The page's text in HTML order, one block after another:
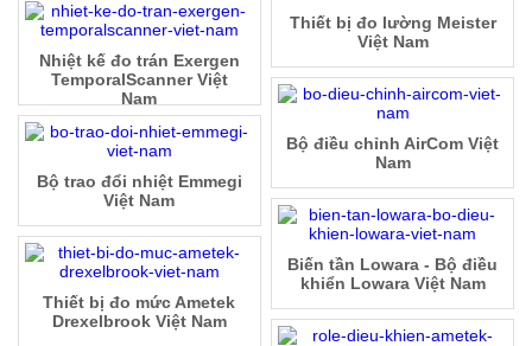
Thiết bị đo lường Meister
Việt Nam
Nhiệt kế đo trán Exergen
TemporalScanner Việt
Nam
Bộ điều chỉnh AirCom Việt
Nam
Bộ trao đổi nhiệt Emmegi
Việt Nam
Biến tần Lowara - Bộ điều
khiển Lowara Việt Nam
Thiết bị đo mức Ametek
Drexelbrook Việt Nam